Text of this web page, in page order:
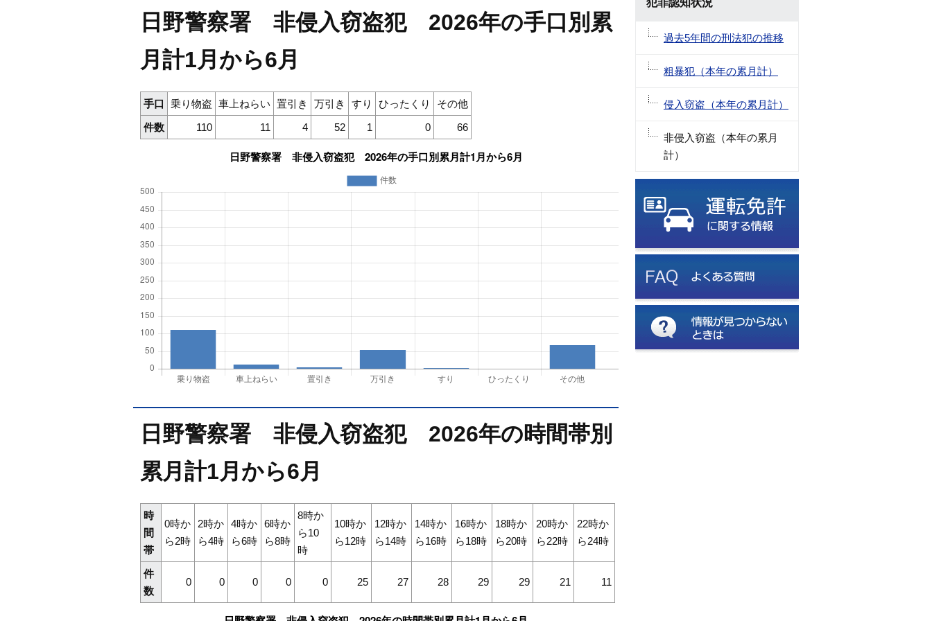
日野警察署 非侵入窃盗犯 2026年の手口別累
月計1月から6月
手口 乗り物盗 車上ねらい 置引き 万引き すり ひったくり
その他
件数
110 11 4 52 1 0 66
日野警察署 非侵入窃盗犯 2026年の時間帯別
累月計1月から6月
時
間
帯
0時か
ら2時
2時か
ら4時
4時か
ら6時
6時か
ら8時
8時か
ら10
時
10時か
ら12時
12時か
ら14時
14時か
ら16時
16時か
ら18時
18時か
ら20時
20時か
ら22時
22時か
ら24時
件
数
0 0 0 0 0 25 27 28 29 29 21 11
犯罪認知状況
過去5年間の刑法犯の推移
粗暴犯（本年の累月計）
侵入窃盗（本年の累月計）
非侵入窃盗（本年の累月
計）